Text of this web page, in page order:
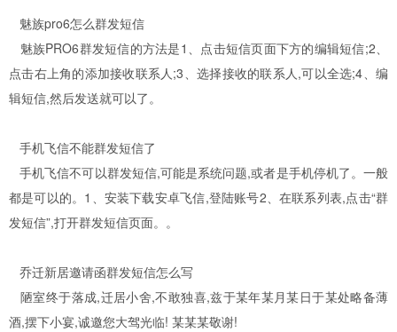
魅族pro6怎么群发短信
魅族PRO6群发短信的方法是1、点击短信页面下方的编辑短信;2、
点击右上角的添加接收联系人;3、选择接收的联系人,可以全选;4、编
辑短信,然后发送就可以了。
手机飞信不能群发短信了
手机飞信不可以群发短信,可能是系统问题,或者是手机停机了。一般
都是可以的。1、安装下载安卓飞信,登陆账号2、在联系列表,点击“群
发短信”,打开群发短信页面。。
乔迁新居邀请函群发短信怎么写
陋室终于落成,迁居小舍,不敢独喜,兹于某年某月某日于某处略备薄
酒,摆下小宴,诚邀您大驾光临! 某某某敬谢!